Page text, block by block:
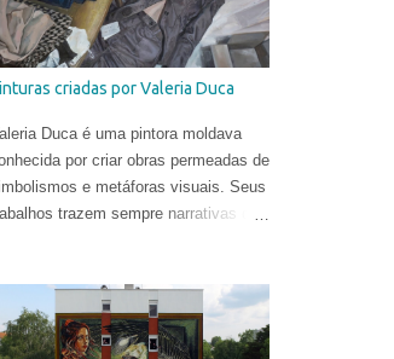
criadas por Valeria Duca
Duca é uma pintora moldava
por criar obras permeadas de
e metáforas visuais. Seus
trazem sempre narrativas que
a sua carreira muito cedo.
primeira exposição aconteceu em
cidade natal, Chisinau, quando ela